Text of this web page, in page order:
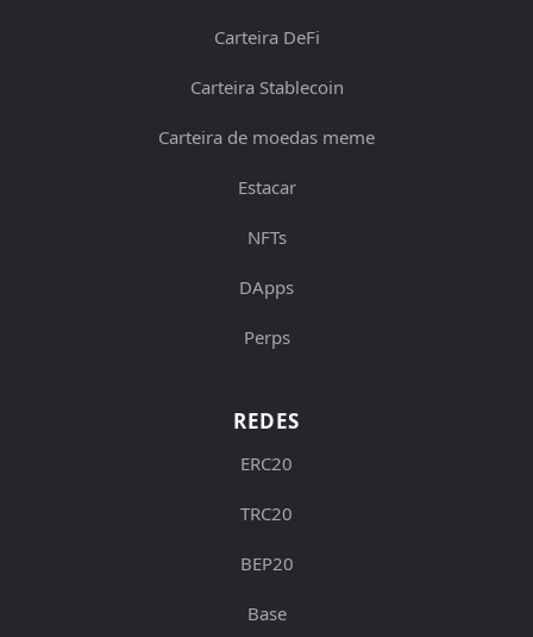
Carteira DeFi
Carteira Stablecoin
Carteira de moedas meme
Estacar
NFTs
DApps
Perps
REDES
ERC20
TRC20
BEP20
Base